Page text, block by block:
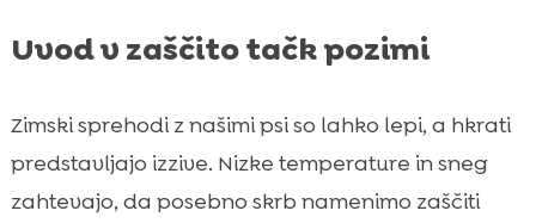
 FAQ
Uvod v zaščito tačk pozimi
Zimski sprehodi z našimi psi so lahko lepi, a hkrati
predstavljajo izzive. Nizke temperature in sneg
zahtevajo, da posebno skrb namenimo zaščiti